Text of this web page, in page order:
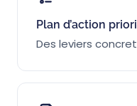
Plan d’action
Des leviers